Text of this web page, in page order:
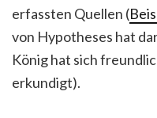
erfassten Quellen (
von Hypotheses hat
König hat sich
erkundigt).